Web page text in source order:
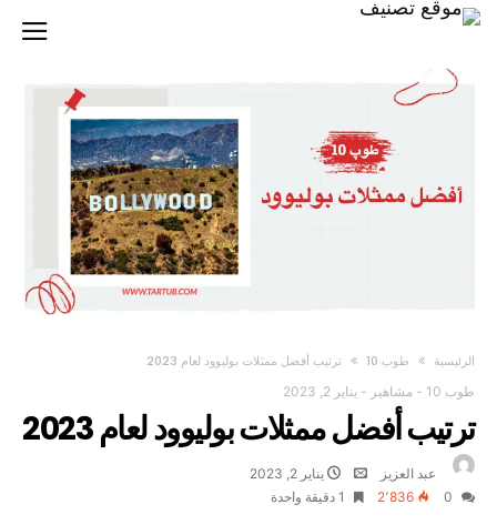
‫الرئيسية‬ طوب 10 ترتيب أفضل ممثلات بوليوود لعام 2023
طوب 10 - مشاهير - يناير 2, 2023
ترتيب أفضل ممثلات بوليوود لعام 2023
عبد العزيز
يناير 2, 2023
2٬836 1 ‫دقيقة واحدة‬